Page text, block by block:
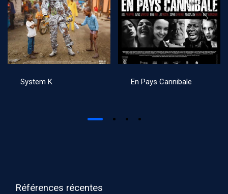
System K En Pays Cannibale
Références récentes